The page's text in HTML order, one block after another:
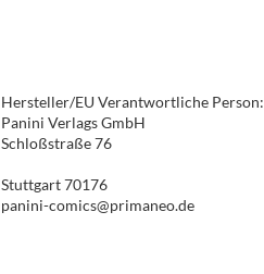
Hersteller/EU Verantwortliche Person:
Panini Verlags GmbH
Schloßstraße 76
Stuttgart 70176
panini-comics@primaneo.de